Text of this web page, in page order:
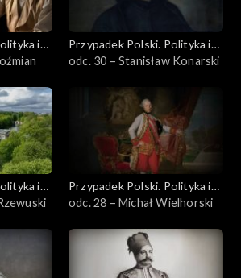
i
Przypadek Polski. Polityka i
idee
odc. 30 – Stanisław Konarski
i
Przypadek Polski. Polityka i
idee
odc. 28 – Michał Wielhorski